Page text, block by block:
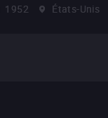
1952 États-Unis